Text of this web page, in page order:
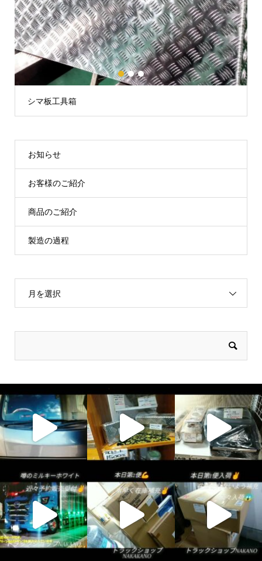
LEDクイーンマーカーランプ24V
1 2 3
お知らせ
お客様のご紹介
商品のご紹介
製造の過程
月を選択